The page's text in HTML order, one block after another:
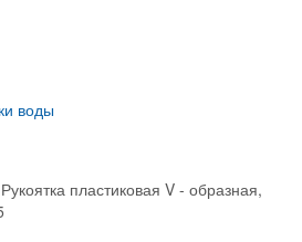
воды
пластиковая V - образная,